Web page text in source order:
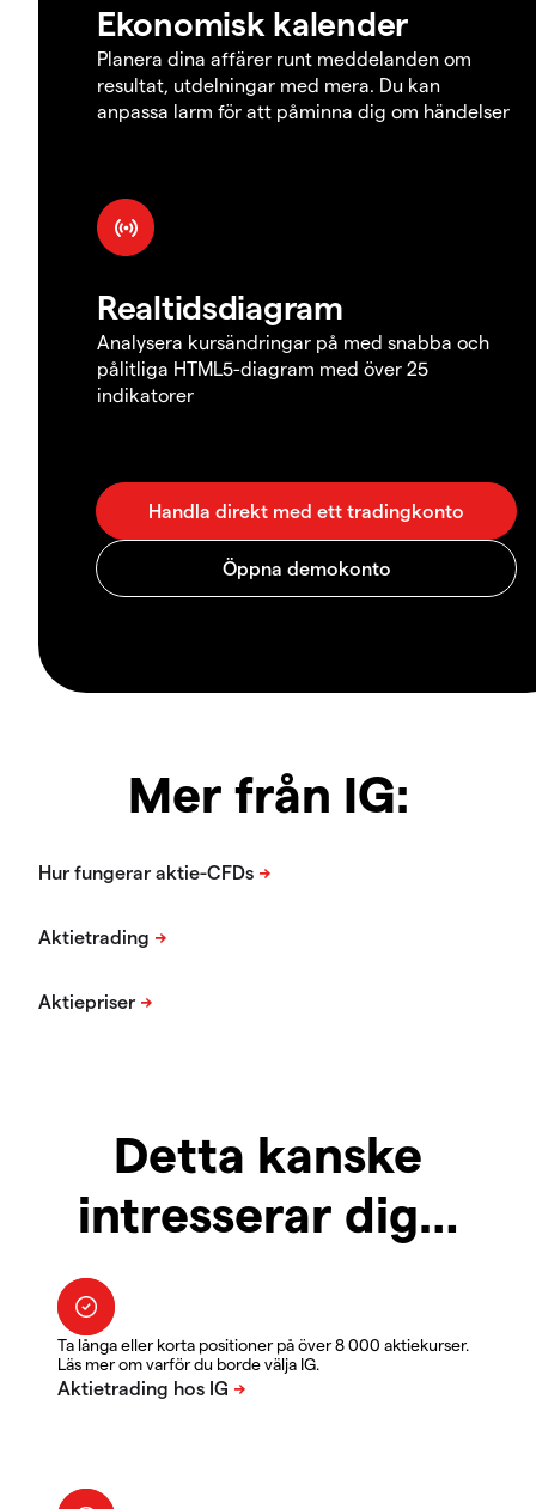
Ekonomisk kalender
Planera dina affärer runt meddelanden om
resultat, utdelningar med mera. Du kan
anpassa larm för att påminna dig om händelser
Realtidsdiagram
Analysera kursändringar på med snabba och
pålitliga HTML5-diagram med över 25
indikatorer
Mer från IG:
Detta kanske
intresserar dig…
Ta långa eller korta positioner på över 8 000 aktiekurser.
Läs mer om varför du borde välja IG.